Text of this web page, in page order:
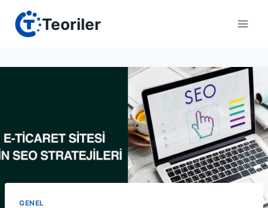
content
Teoriler
GENEL